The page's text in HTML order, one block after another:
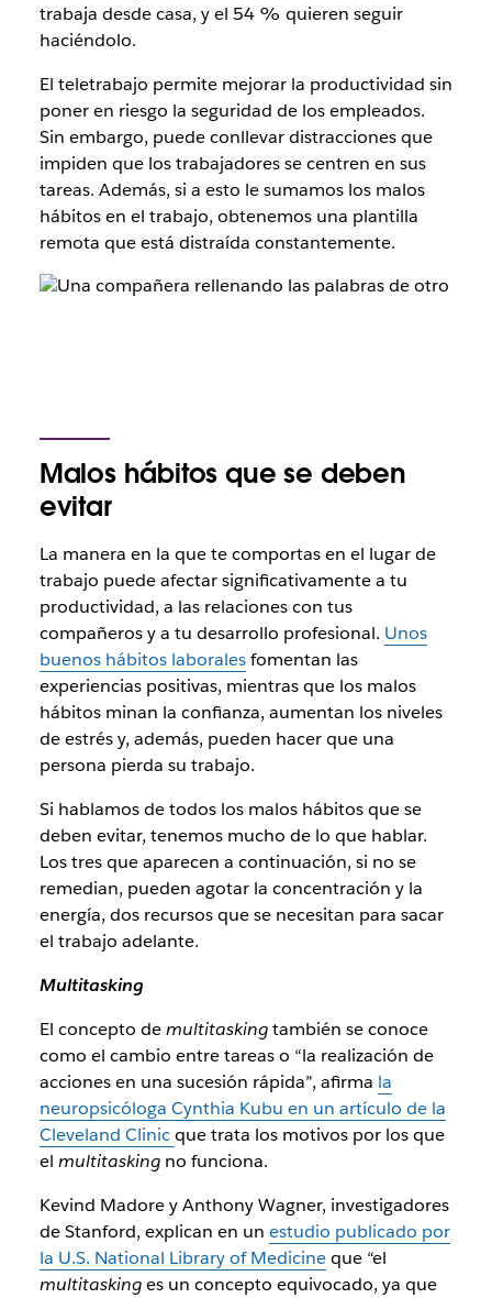
trabaja desde casa, y el 54 % quieren seguir
haciéndolo.
El teletrabajo permite mejorar la productividad sin
poner en riesgo la seguridad de los empleados.
Sin embargo, puede conllevar distracciones que
impiden que los trabajadores se centren en sus
tareas. Además, si a esto le sumamos los malos
hábitos en el trabajo, obtenemos una plantilla
remota que está distraída constantemente.
Malos hábitos que se deben
evitar
La manera en la que te comportas en el lugar de
trabajo puede afectar significativamente a tu
productividad, a las relaciones con tus
compañeros y a tu desarrollo profesional. Unos
buenos hábitos laboralesfomentan las
experiencias positivas, mientras que los malos
hábitos minan la confianza, aumentan los niveles
de estrés y, además, pueden hacer que una
persona pierda su trabajo.
Si hablamos de todos los malos hábitos que se
deben evitar, tenemos mucho de lo que hablar.
Los tres que aparecen a continuación, si no se
remedian, pueden agotar la concentración y la
energía, dos recursos que se necesitan para sacar
el trabajo adelante.
Multitasking
El concepto demultitaskingtambién se conoce
como el cambio entre tareas o “la realización de
acciones en una sucesión rápida”, afirma la
neuropsicóloga Cynthia Kubu en un artículo de la
Cleveland Clinicque trata los motivos por los que
el multitaskingno funciona.
Kevind Madore y Anthony Wagner, investigadores
de Stanford, explican en un estudio publicado por
la U.S. National Library of Medicineque “el
multitaskinges un concepto equivocado, ya que